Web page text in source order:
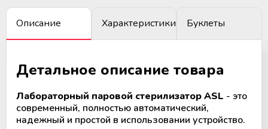
Аппараты для донорского и
терапевтического плазмафереза
Аппараты для автоматического
Аппараты для облучения крови
Описание Характеристики Буклеты
Детальное описание товара
Лабораторный паровой стерилизатор ASL - это
современный, полностью автоматический,
надежный и простой в использовании устройство.